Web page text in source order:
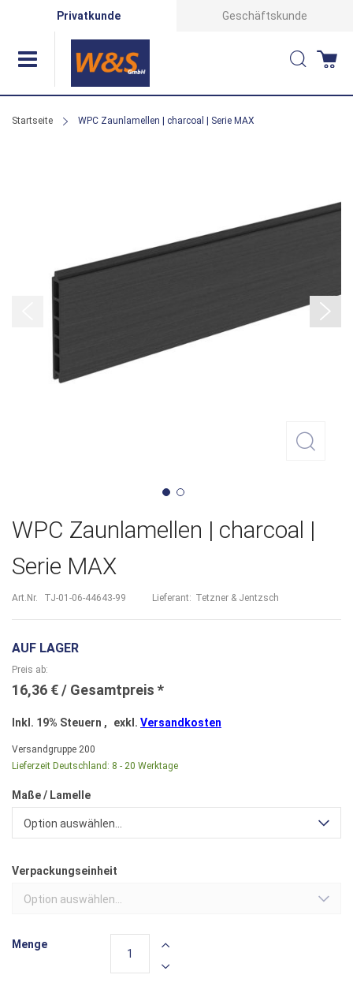
Privatkunde Geschäftskunde
Suche
Startseite WPC Zaunlamellen | charcoal | Serie MAX
Zum
der
Bildergalerie
springen
WPC Zaunlamellen | charcoal |
Serie MAX
Art.Nr. TJ-01-06-44643-99 Lieferant: Tetzner & Jentzsch
AUF LAGER
Preis ab
16,36 €
Inkl. 19% Steuern , exkl. Versandkosten
Versandgruppe 200
Lieferzeit Deutschland: 8 - 20 Werktage
Maße / Lamelle
Option auswählen...
Verpackungseinheit
Option auswählen...
Menge